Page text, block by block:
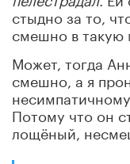
стыдно за то,
смешно в такую
Может, тогда
смешно, а я
Потому что он
лощёный,